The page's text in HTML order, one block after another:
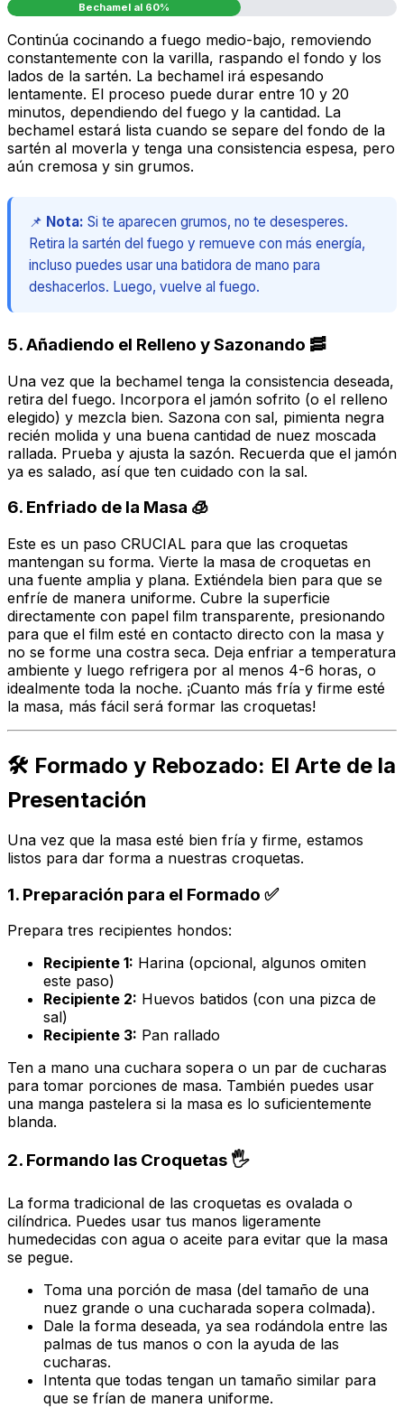
Bechamel al 60%
Continúa cocinando a fuego medio-bajo, removiendo
constantemente con la varilla, raspando el fondo y los
lados de la sartén. La bechamel irá espesando
lentamente. El proceso puede durar entre 10 y 20
minutos, dependiendo del fuego y la cantidad. La
bechamel estará lista cuando se separe del fondo de la
sartén al moverla y tenga una consistencia espesa, pero
aún cremosa y sin grumos.
📌 Nota: Si te aparecen grumos, no te desesperes.
Retira la sartén del fuego y remueve con más energía,
incluso puedes usar una batidora de mano para
deshacerlos. Luego, vuelve al fuego.
5. Añadiendo el Relleno y Sazonando 🥓
Una vez que la bechamel tenga la consistencia deseada,
retira del fuego. Incorpora el jamón sofrito (o el relleno
elegido) y mezcla bien. Sazona con sal, pimienta negra
recién molida y una buena cantidad de nuez moscada
rallada. Prueba y ajusta la sazón. Recuerda que el jamón
ya es salado, así que ten cuidado con la sal.
6. Enfriado de la Masa 🧊
Este es un paso CRUCIAL para que las croquetas
mantengan su forma. Vierte la masa de croquetas en
una fuente amplia y plana. Extiéndela bien para que se
enfríe de manera uniforme. Cubre la superficie
directamente con papel film transparente, presionando
para que el film esté en contacto directo con la masa y
no se forme una costra seca. Deja enfriar a temperatura
ambiente y luego refrigera por al menos 4-6 horas, o
idealmente toda la noche. ¡Cuanto más fría y firme esté
la masa, más fácil será formar las croquetas!
🛠️ Formado y Rebozado: El Arte de la
Presentación
Una vez que la masa esté bien fría y firme, estamos
listos para dar forma a nuestras croquetas.
1. Preparación para el Formado ✅
Prepara tres recipientes hondos:
Recipiente 1: Harina (opcional, algunos omiten
este paso)
Recipiente 2: Huevos batidos (con una pizca de
sal)
Recipiente 3: Pan rallado
Ten a mano una cuchara sopera o un par de cucharas
para tomar porciones de masa. También puedes usar
una manga pastelera si la masa es lo suficientemente
blanda.
2. Formando las Croquetas 🖐️
La forma tradicional de las croquetas es ovalada o
cilíndrica. Puedes usar tus manos ligeramente
humedecidas con agua o aceite para evitar que la masa
se pegue.
Toma una porción de masa (del tamaño de una
nuez grande o una cucharada sopera colmada).
Dale la forma deseada, ya sea rodándola entre las
palmas de tus manos o con la ayuda de las
cucharas.
Intenta que todas tengan un tamaño similar para
que se frían de manera uniforme.